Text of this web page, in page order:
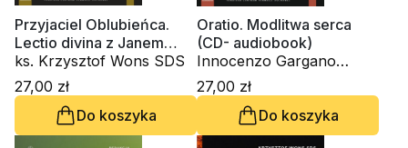
Przyjaciel Oblubieńca.
Lectio divina z Janem
Chrzcicielem (CD-
audiobook)
ks. Krzysztof Wons SDS
27,00 zł
Do koszyka
Oratio. Modlitwa serca
(CD- audiobook)
Innocenzo Gargano
OSBCam., ks. Krzysztof
Wons SDS
27,00 zł
Do koszyka